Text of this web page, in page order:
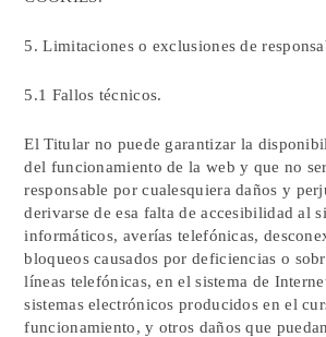
5. Limitaciones o exclusiones de
5.1 Fallos técnicos.
El Titular no puede garantizar la
del funcionamiento de la web y que no
responsable por cualesquiera daños y
derivarse de esa falta de accesibilidad al
informáticos, averías telefónicas,
bloqueos causados por deficiencias o
líneas telefónicas, en el sistema de
sistemas electrónicos producidos en el
funcionamiento, y otros daños que